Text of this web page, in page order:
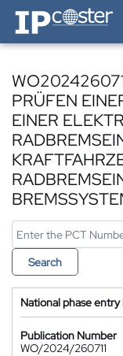
IP-Coster — Home
PRÜFEN
EINER
Search
National phase
Publication Number
WO/2024/260711